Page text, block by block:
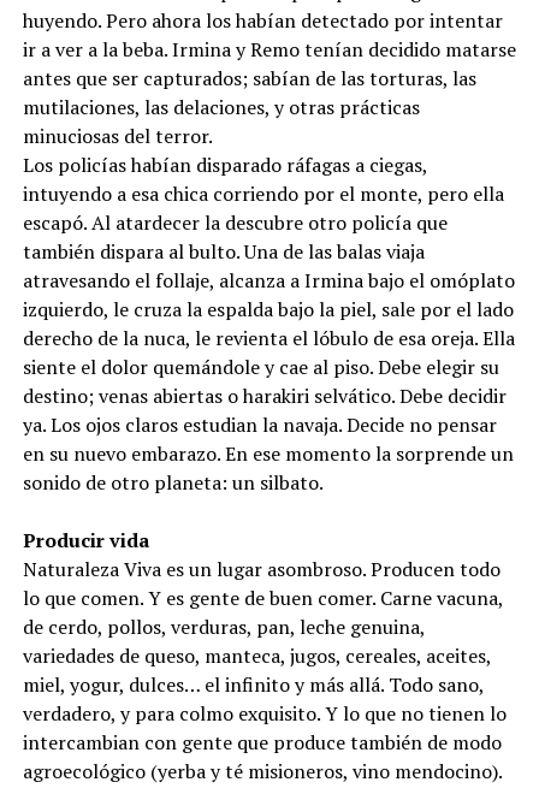
huyendo. Pero ahora los habían detectado por intentar
ir a ver a la beba. Irmina y Remo tenían decidido matarse
antes que ser capturados; sabían de las torturas, las
mutilaciones, las delaciones, y otras prácticas
minuciosas del terror.
Los policías habían disparado ráfagas a ciegas,
intuyendo a esa chica corriendo por el monte, pero ella
escapó. Al atardecer la descubre otro policía que
también dispara al bulto. Una de las balas viaja
atravesando el follaje, alcanza a Irmina bajo el omóplato
izquierdo, le cruza la espalda bajo la piel, sale por el lado
derecho de la nuca, le revienta el lóbulo de esa oreja. Ella
siente el dolor quemándole y cae al piso. Debe elegir su
destino; venas abiertas o harakiri selvático. Debe decidir
ya. Los ojos claros estudian la navaja. Decide no pensar
en su nuevo embarazo. En ese momento la sorprende un
sonido de otro planeta: un silbato.
Producir vida
Naturaleza Viva es un lugar asombroso. Producen todo
lo que comen. Y es gente de buen comer. Carne vacuna,
de cerdo, pollos, verduras, pan, leche genuina,
variedades de queso, manteca, jugos, cereales, aceites,
miel, yogur, dulces… el infinito y más allá. Todo sano,
verdadero, y para colmo exquisito. Y lo que no tienen lo
intercambian con gente que produce también de modo
agroecológico (yerba y té misioneros, vino mendocino).